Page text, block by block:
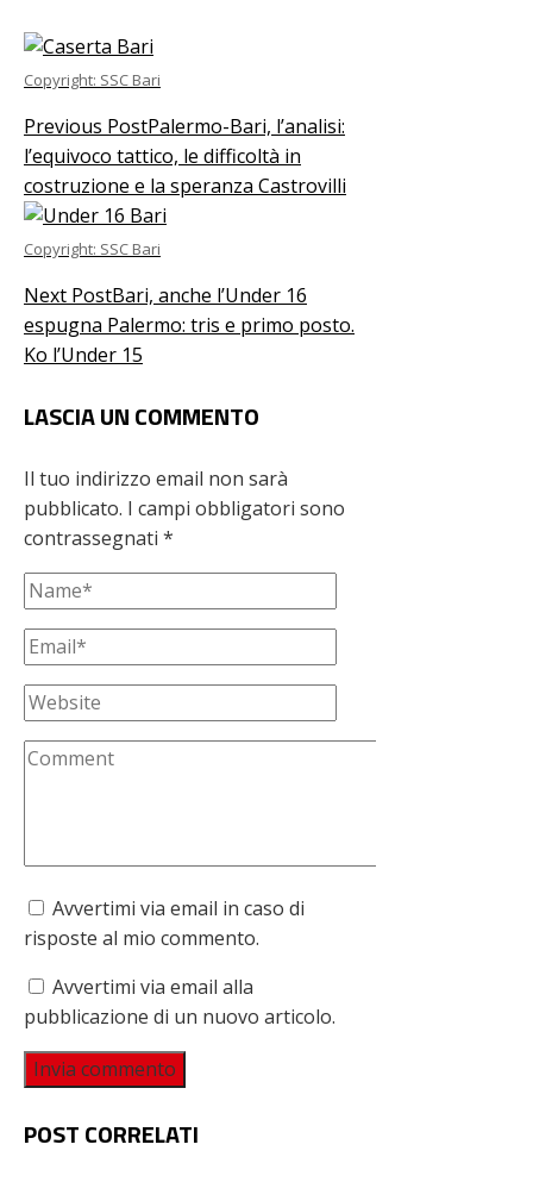
Copyright: SSC Bari
Previous PostPalermo-Bari, l’analisi:
l’equivoco tattico, le difficoltà in
costruzione e la speranza Castrovilli
Copyright: SSC Bari
Next PostBari, anche l’Under 16
espugna Palermo: tris e primo posto.
Ko l’Under 15
LASCIA UN COMMENTO
Il tuo indirizzo email non sarà
pubblicato. I campi obbligatori sono
contrassegnati *
Avvertimi via email in caso di
risposte al mio commento.
Avvertimi via email alla
pubblicazione di un nuovo articolo.
POST CORRELATI